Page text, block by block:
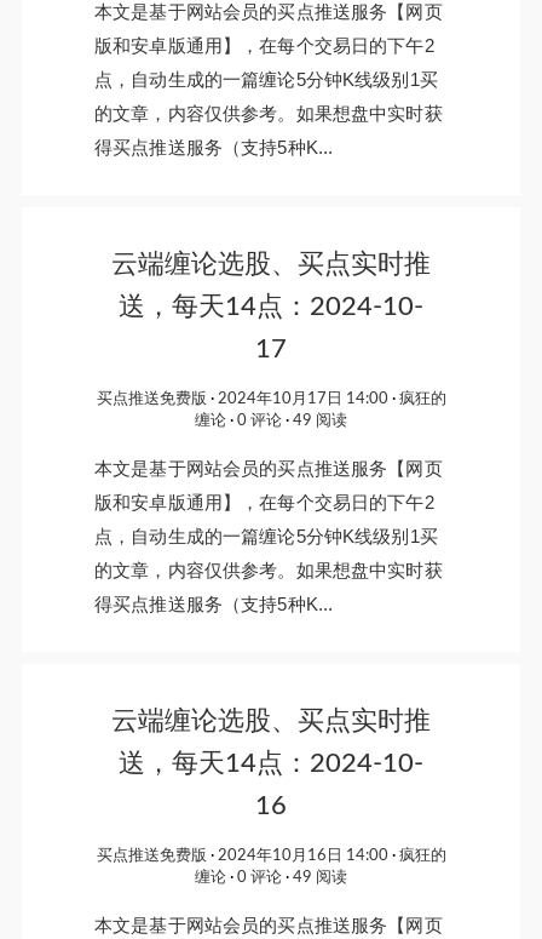
本文是基于网站会员的买点推送服务【网页
版和安卓版通用】，在每个交易日的下午2
点，自动生成的一篇缠论5分钟K线级别1买
的文章，内容仅供参考。如果想盘中实时获
得买点推送服务（支持5种K...
云端缠论选股、买点实时推
送，每天14点：2024-10-
17
买点推送免费版 2024年10月17日 14:00
疯狂的
缠论
0 评论 49 阅读
本文是基于网站会员的买点推送服务【网页
版和安卓版通用】，在每个交易日的下午2
点，自动生成的一篇缠论5分钟K线级别1买
的文章，内容仅供参考。如果想盘中实时获
得买点推送服务（支持5种K...
云端缠论选股、买点实时推
送，每天14点：2024-10-
16
买点推送免费版 2024年10月16日 14:00
疯狂的
缠论
0 评论 49 阅读
本文是基于网站会员的买点推送服务【网页